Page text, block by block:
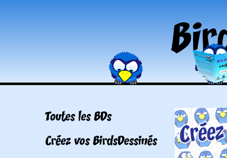
Toutes les BDs
Créez vos BirdsDessinés